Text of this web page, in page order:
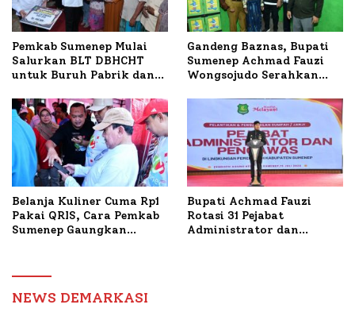
Pemkab Sumenep Mulai
Salurkan BLT DBHCHT
untuk Buruh Pabrik dan
Gandeng Baznas, Bupati
Sumenep Achmad Fauzi
Wongsojudo Serahkan
Dua Kecamatan
Belanja Kuliner Cuma Rp1
Pakai QRIS, Cara Pemkab
Sumenep Gaungkan
Bupati Achmad Fauzi
Rotasi 31 Pejabat
Administrator dan
NEWS DEMARKASI